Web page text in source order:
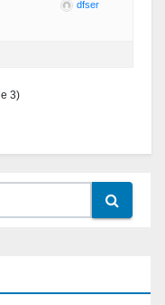
dfser
3)